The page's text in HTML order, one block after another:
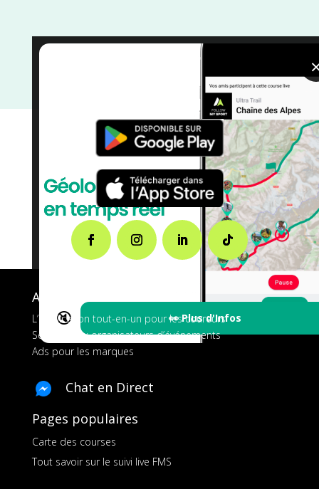
🔇 👀 Plus d'Infos
Distance Semi/courses/
Alpes de Haute Provence
A propos de FMS
L’application tout-en-un pour les coureurs
Services aux organisateurs d’événements
Ads pour les marques
Chat en Direct
Pages populaires
Carte des courses
Tout savoir sur le suivi live FMS